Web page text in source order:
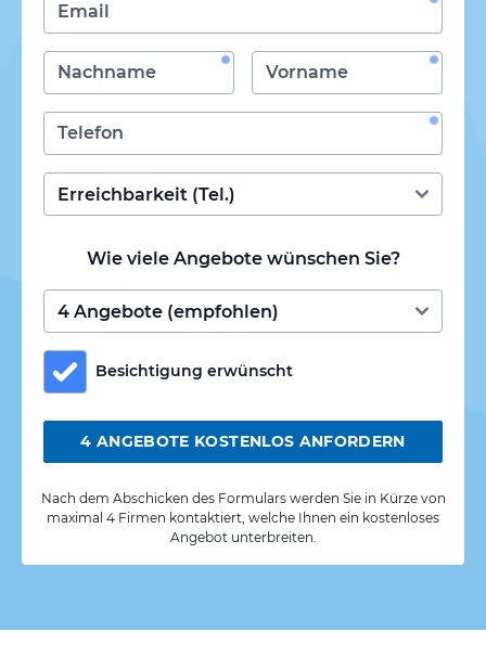
Wie viele Angebote wünschen Sie?
Besichtigung erwünscht
4 ANGEBOTE KOSTENLOS ANFORDERN
Nach dem Abschicken des Formulars werden Sie in Kürze von
maximal 4 Firmen kontaktiert, welche Ihnen ein kostenloses
Angebot unterbreiten.